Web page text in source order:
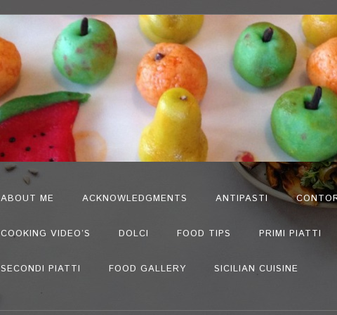
ABOUT ME ACKNOWLEDGMENTS ANTIPASTI
COOKING VIDEO’S DOLCI FOOD TIPS PRIMI PIATTI
SECONDI PIATTI FOOD GALLERY SICILIAN CUISINE